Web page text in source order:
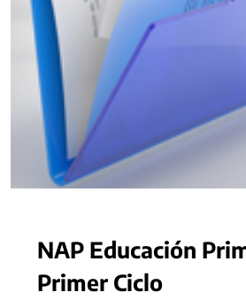
NAP Educación
Primer Ciclo